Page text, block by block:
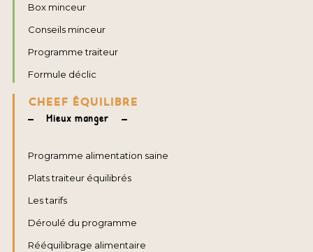
Box minceur
Conseils minceur
Programme traiteur
Formule déclic
CHEEF ÉQUILIBRE
Mieux manger
Programme alimentation saine
Plats traiteur équilibrés
Les tarifs
Déroulé du programme
Rééquilibrage alimentaire